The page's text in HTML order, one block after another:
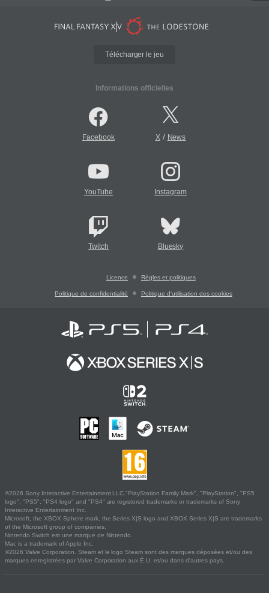
Télécharger le jeu
Informations officielles
Facebook X/ News
YouTube Instagram
Twitch Bluesky
Licence Règles et politiques
Politique de confidentialité Politique d'utilisation des cookies
©2026 Sony Interactive Entertainment LLC."PlayStation Family Mark", "PlayStation", "PS5
logo", "PS5", "PS4 logo" and "PS4" are registered trademarks or trademarks of Sony
Interactive Entertainment Inc.
Microsoft, the XBOX Sphere mark, the Series X|S logo and XBOX Series X|S are trademarks
of the Microsoft group of companies.
Nintendo Switch est une marque de Nintendo.
Mac is a trademark of Apple Inc.
©2026 Valve Corporation. Steam et le logo Steam sont des marques déposées et/ou des
marques enregistrées par Valve Corporation aux É.U. et/ou dans d'autres pays.